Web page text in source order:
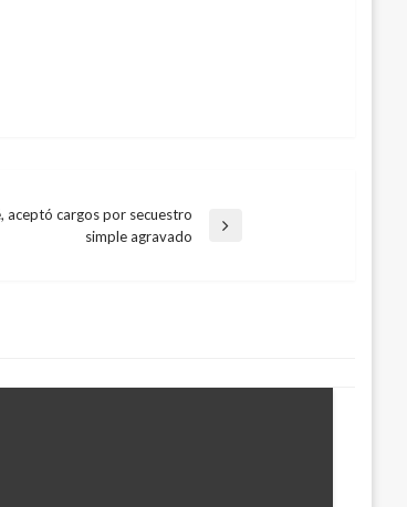
aceptó cargos por secuestro
simple agravado